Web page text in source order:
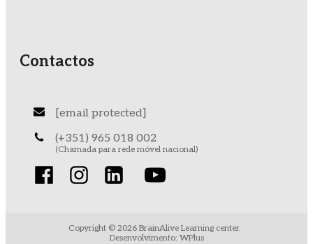
Contactos
[email protected]
(+351) 965 018 002
(Chamada para rede móvel nacional)
Copyright © 2026BrainAlive Learning center.
Desenvolvimento: WPlus